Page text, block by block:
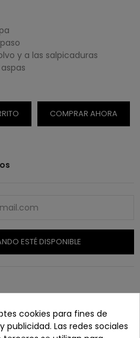
y a las salpicaduras
COMPRAR AHORA
ESTÉ DISPONIBLE
cookies para fines de
publicidad. Las redes sociales